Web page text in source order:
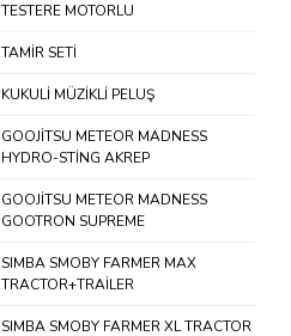
TESTERE MOTORLU
TAMİR SETİ
KUKULİ MÜZİKLİ PELUŞ
GOOJİTSU METEOR MADNESS
HYDRO-STİNG AKREP
GOOJİTSU METEOR MADNESS
GOOTRON SUPREME
SIMBA SMOBY FARMER MAX
TRACTOR+TRAİLER
SIMBA SMOBY FARMER XL TRACTOR